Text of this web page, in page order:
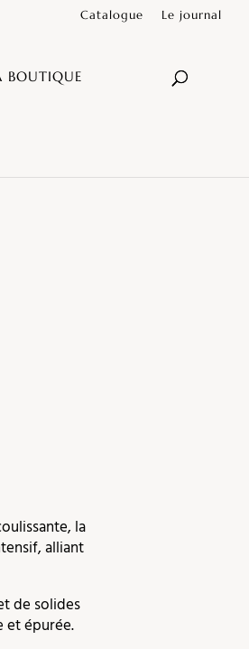
Catalogue Le journal
BOUTIQUE
la
alliant
de solides
et épurée.